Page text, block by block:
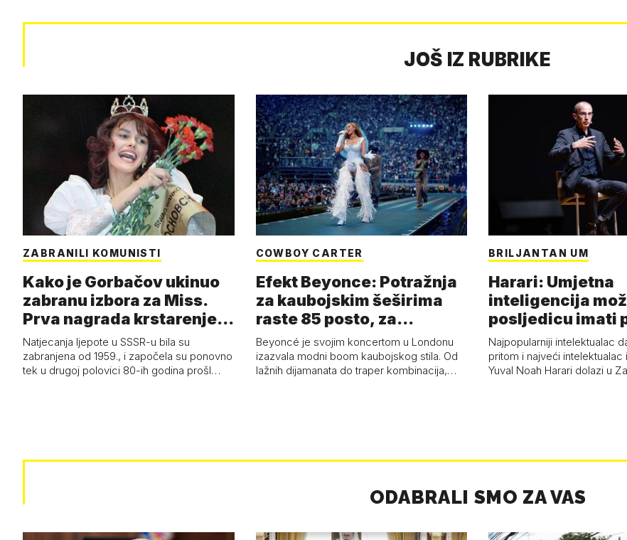
JOŠ IZ RUBRIKE
ZABRANILI KOMUNISTI
Kako je Gorbačov ukinuo
zabranu izbora za Miss.
Prva nagrada krstarenje
Jadran…
Natjecanja ljepote u SSSR-u bila su
zabranjena od 1959., i započela su ponovno
tek u drugoj polovici 80-ih godina prošl…
COWBOY CARTER
Efekt Beyonce: Potražnja
za kaubojskim šeširima
raste 85 posto, za
čizmama 53 p…
Beyoncé je svojim koncertom u Londonu
izazvala modni boom kaubojskog stila. Od
lažnih dijamanata do traper kombinacija,…
BRILJANTAN UM
Harari: Umjetna
inteligencija
posljedicu imati
kolaps čovje…
Najpopularniji intelektualac
pritom i najveći intelektualac
Yuval Noah Harari dolazi u